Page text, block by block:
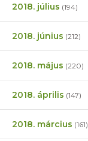
2018. július (194)
2018. június (212)
2018. május (220)
2018. április (147)
2018. március (161)